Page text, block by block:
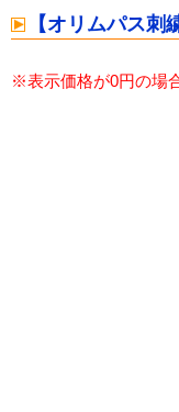
【オリムパス
※表示価格が0円の場